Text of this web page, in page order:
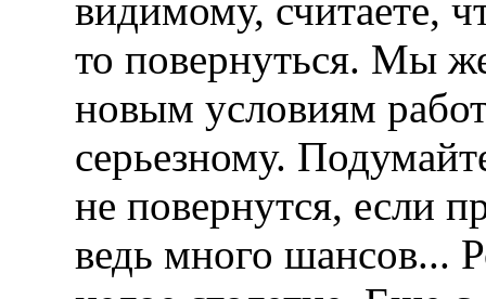
видимому, считаете,
то повернуться. Мы
новым условиям
серьезному.
не повернутся, если
ведь много шансов...